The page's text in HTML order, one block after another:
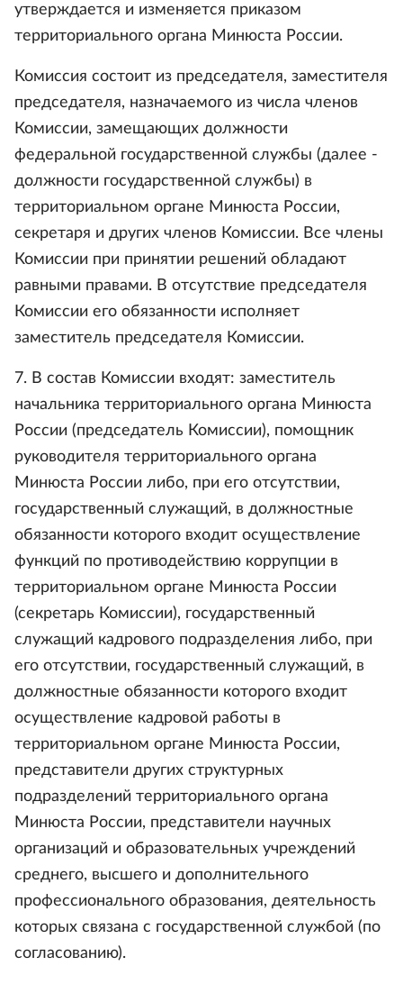
утверждается и изменяется приказом
территориального органа Минюста России.
Комиссия состоит из председателя, заместителя
председателя, назначаемого из числа членов
Комиссии, замещающих должности
федеральной государственной службы (далее -
должности государственной службы) в
территориальном органе Минюста России,
секретаря и других членов Комиссии. Все члены
Комиссии при принятии решений обладают
равными правами. В отсутствие председателя
Комиссии его обязанности исполняет
заместитель председателя Комиссии.
7. В состав Комиссии входят: заместитель
начальника территориального органа Минюста
России (председатель Комиссии), помощник
руководителя территориального органа
Минюста России либо, при его отсутствии,
государственный служащий, в должностные
обязанности которого входит осуществление
функций по противодействию коррупции в
территориальном органе Минюста России
(секретарь Комиссии), государственный
служащий кадрового подразделения либо, при
его отсутствии, государственный служащий, в
должностные обязанности которого входит
осуществление кадровой работы в
территориальном органе Минюста России,
представители других структурных
подразделений территориального органа
Минюста России, представители научных
организаций и образовательных учреждений
среднего, высшего и дополнительного
профессионального образования, деятельность
которых связана с государственной службой (по
согласованию).